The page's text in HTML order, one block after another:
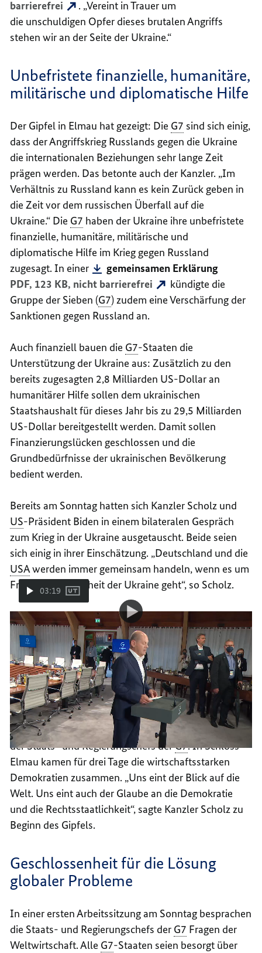
barrierefrei
. „Vereint in Trauer um
die unschuldigen Opfer dieses brutalen Angriffs
stehen wir an der Seite der Ukraine.“
Unbefristete finanzielle, humanitäre,
militärische und diplomatische Hilfe
Der Gipfel in Elmau hat gezeigt: Die G7 sind sich einig,
dass der Angriffskrieg Russlands gegen die Ukraine
die internationalen Beziehungen sehr lange Zeit
prägen werden. Das betonte auch der Kanzler. „Im
Verhältnis zu Russland kann es kein Zurück geben in
die Zeit vor dem russischen Überfall auf die
Ukraine.“ Die G7 haben der Ukraine ihre unbefristete
finanzielle, humanitäre, militärische und
diplomatische Hilfe im Krieg gegen Russland
zugesagt. In einer
gemeinsamen Erklärung
PDF, 123 KB, nicht barrierefrei
kündigte die
Gruppe der Sieben (G7) zudem eine Verschärfung der
Sanktionen gegen Russland an.
Auch finanziell bauen die G7-Staaten die
Unterstützung der Ukraine aus: Zusätzlich zu den
bereits zugesagten 2,8 Milliarden US-Dollar an
humanitärer Hilfe sollen dem ukrainischen
Staatshaushalt für dieses Jahr bis zu 29,5 Milliarden
US-Dollar bereitgestellt werden. Damit sollen
Finanzierungslücken geschlossen und die
Grundbedürfnisse der ukrainischen Bevölkerung
bedient werden.
Bereits am Sonntag hatten sich Kanzler Scholz und
US-Präsident Biden in einem bilateralen Gespräch
zum Krieg in der Ukraine ausgetauscht. Beide seien
sich einig in ihrer Einschätzung. „Deutschland und die
USAwerden immer gemeinsam handeln, wenn es um
Fragen der Sicherheit der Ukraine geht“, so Scholz.
03:19
Video-
Player:
Pressestatement
von
Bundeskanzler
Olaf
Scholz
am
zweiten
Tag
des
G7-
Gipfels
Video Pressestatement von Bundeskanzler Olaf Scholz
am zweiten Tag des G7-Gipfels
G7eint der Glaube an Demokratie
und Rechtsstaatlichkeit
Seit Sonntag leitete der Kanzler die Beratungen
der Staats- und Regierungschefs derG7. In Schloss
Elmau kamen für drei Tage die wirtschaftsstarken
Demokratien zusammen. „Uns eint der Blick auf die
Welt. Uns eint auch der Glaube an die Demokratie
und die Rechtsstaatlichkeit“, sagte Kanzler Scholz zu
Beginn des Gipfels.
Geschlossenheit für die Lösung
globaler Probleme
In einer ersten Arbeitssitzung am Sonntag besprachen
die Staats- und Regierungschefs der G7 Fragen der
Weltwirtschaft. Alle G7-Staaten seien besorgt über